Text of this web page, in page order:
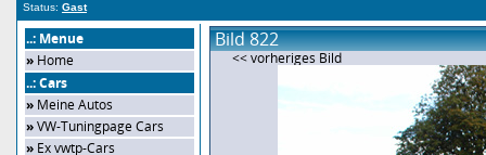
Status: Gast
..: Menue
» Home
..: Cars
» Meine Autos
»VW-Tuningpage Cars
» Ex vwtp-Cars
Bild 822
<< vorheriges Bild